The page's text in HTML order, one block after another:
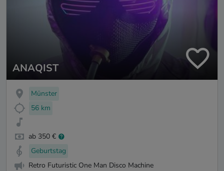
ANAQIST
Münster
56 km
ab 350 €
Geburtstag
Retro Futuristic One Man Disco Machine